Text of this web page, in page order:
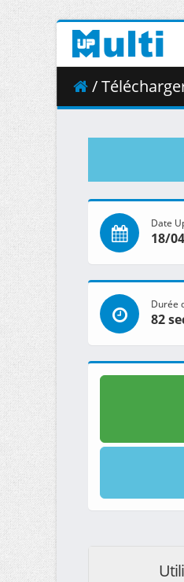
/ Télécharger
Date
18/
Durée
82